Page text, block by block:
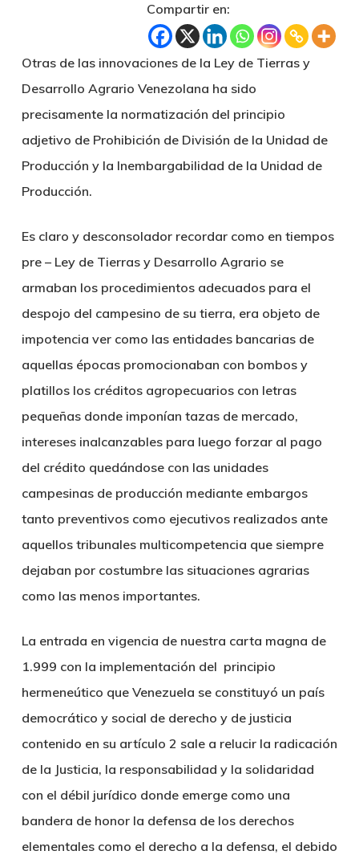
Compartir en:
Otras de las innovaciones de la Ley de Tierras y
Desarrollo Agrario Venezolana ha sido
precisamente la normatización del principio
adjetivo de Prohibición de División de la Unidad de
Producción y la Inembargabilidad de la Unidad de
Producción.
Es claro y desconsolador recordar como en tiempos
pre – Ley de Tierras y Desarrollo Agrario se
armaban los procedimientos adecuados para el
despojo del campesino de su tierra, era objeto de
impotencia ver como las entidades bancarias de
aquellas épocas promocionaban con bombos y
platillos los créditos agropecuarios con letras
pequeñas donde imponían tazas de mercado,
intereses inalcanzables para luego forzar al pago
del crédito quedándose con las unidades
campesinas de producción mediante embargos
tanto preventivos como ejecutivos realizados ante
aquellos tribunales multicompetencia que siempre
dejaban por costumbre las situaciones agrarias
como las menos importantes.
La entrada en vigencia de nuestra carta magna de
1.999 con la implementación del principio
hermeneútico que Venezuela se constituyó un país
democrático y social de derecho y de justicia
contenido en su artículo 2 sale a relucir la radicación
de la Justicia, la responsabilidad y la solidaridad
con el débil jurídico donde emerge como una
bandera de honor la defensa de los derechos
elementales como el derecho a la defensa, el debido